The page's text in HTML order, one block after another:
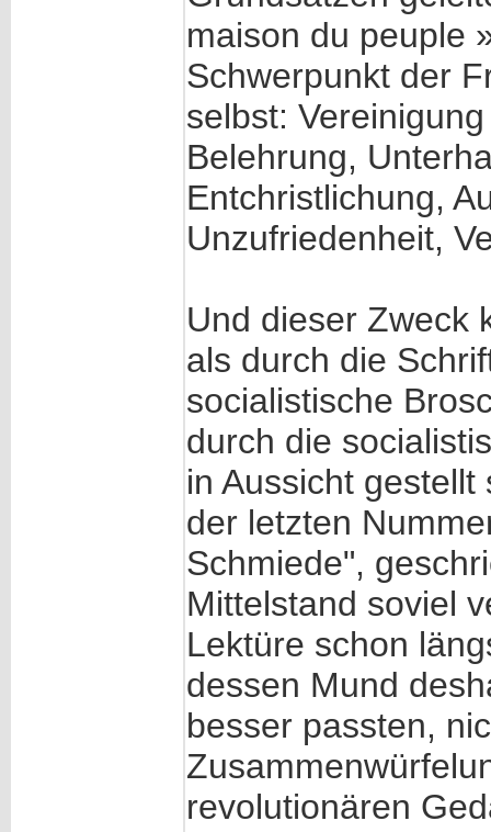
maison du peuple
Schwerpunkt der
selbst:
Belehrung,
Entchristlichung,
Unzufriedenheit,
Und dieser Zweck
als durch die
socialistische
durch die
in Aussicht
der letzten
Schmiede",
Mittelstand soviel
Lektüre schon
dessen Mund
besser passten,
revolutionären